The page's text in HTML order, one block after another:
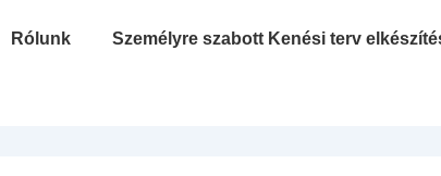
Rólunk Személyre szabott Kenési terv